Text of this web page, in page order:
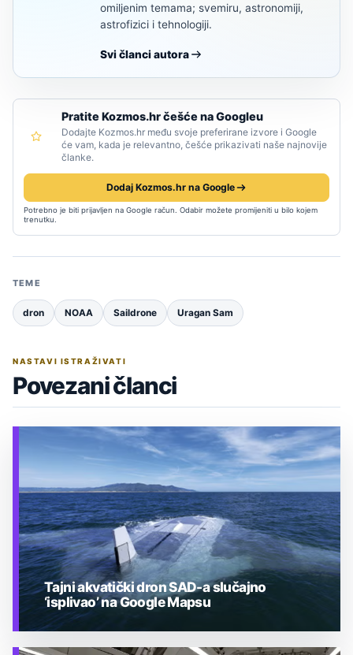
omiljenim temama; svemiru, astronomiji,
astrofizici i tehnologiji.
Svi članci autora
Pratite Kozmos.hr češće na Googleu
Dodajte Kozmos.hr među svoje preferirane izvore i Google
će vam, kada je relevantno, češće prikazivati naše najnovije
članke.
Dodaj Kozmos.hr na Google
Potrebno je biti prijavljen na Google račun. Odabir možete promijeniti u bilo kojem
trenutku.
TEME
dron NOAA Saildrone Uragan Sam
NASTAVI ISTRAŽIVATI
Povezani članci
Tajni akvatički dron SAD-a slučajno
‘isplivao’ na Google Mapsu